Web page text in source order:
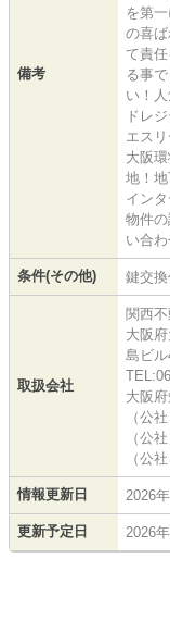
備考
を第
の喜
て責
る事
い！
ドレ
エス
大阪
地！地
イン
物件
い合わ
条件(その他) 鍵交
取扱会社
関西
大阪
島ビ
大阪
（公
（公
（公
情報更新日 2026
更新予定日 2026